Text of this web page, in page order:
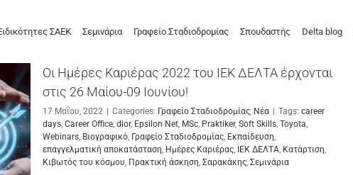
ΣΑΕΚ Σεμινάρια Γραφείο Σταδιοδρομίας Σπουδαστής Delta blog
Οι Ημέρες Καριέρας 2022 του ΙΕΚ ΔΕΛΤΑ έρχονται
στις 26 Μαίου-09 Ιουνίου!
17 Μαΐου, 2022 Categories: Γραφείο Σταδιοδρομίας, Νέα Tags: career
days, Career Office, dior, Epsilon Net, MSc, Praktiker, Soft Skills, Toyota,
Webinars, Βιογραφικό, Γραφείο Σταδιοδρομίας, Εκπαίδευση,
επαγγελματική αποκατάσταση, Ημέρες Καριέρας, ΙΕΚ ΔΕΛΤΑ, Κατάρτιση,
Κιβωτός του κόσμου, Πρακτική άσκηση, Σαρακάκης, Σεμινάρια